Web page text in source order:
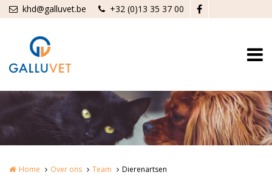
Overslaan en naar de inhoud gaan
khd@galluvet.be +32 (0)13 35 37 00
Home Over ons Team Dierenartsen